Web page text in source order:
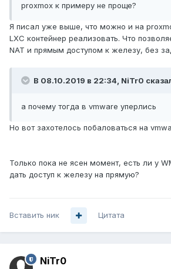
proxmox к примеру не проще?
Я писал уже выше, что можно и на
LXC контейнер реализовать. Что
NAT и прямым доступом к железу, без
В 08.10.2019 в 22:34, NiTr0
а почему тогда в vmware уперлись
Но вот захотелось побаловаться на
Только пока не ясен момент, есть ли у
дать доступ к железу на прямую?
Вставить ник Цитата
NiTr0